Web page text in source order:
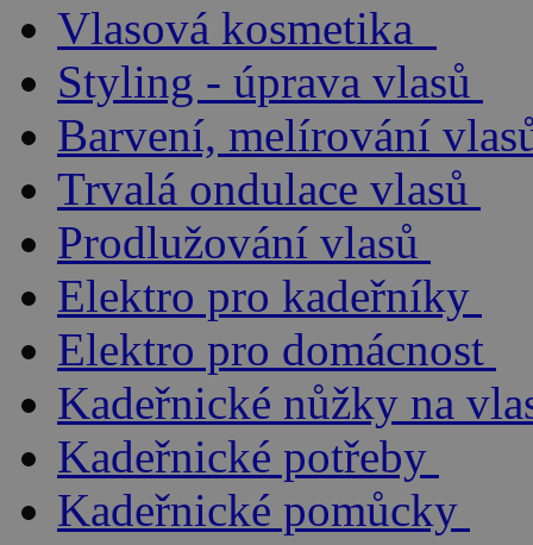
Vlasová kosmetika
Styling - úprava vlasů
Barvení, melírování
Trvalá ondulace vlasů
Prodlužování vlasů
Elektro pro kadeřníky
Elektro pro domácnost
Kadeřnické nůžky na
Kadeřnické potřeby
Kadeřnické pomůcky